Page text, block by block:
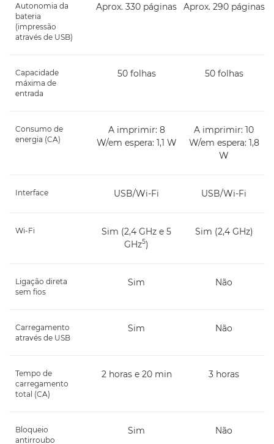
Autonomia da
bateria
(impressão
através de USB)
Aprox. 330 páginas Aprox. 290 páginas
Capacidade
máxima de
entrada
50 folhas 50 folhas
Consumo de
energia (CA)
A imprimir: 8
W/em espera: 1,1 W
A imprimir: 10
W/em espera: 1,8
W
Interface USB/Wi-Fi USB/Wi-Fi
Wi-Fi
Sim (2,4 GHz e 5
GHz5)
Sim (2,4 GHz)
Ligação direta
sem fios
Sim Não
Carregamento
através de USB
Sim Não
Tempo de
carregamento
total (CA)
2 horas e 20 min 3 horas
Bloqueio
antirroubo
Sim Não